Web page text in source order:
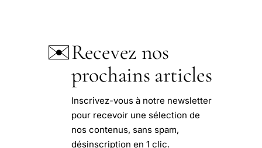
✉️Recevez nos
prochains articles
Inscrivez-vous à notre newsletter
pour recevoir une sélection de
nos contenus, sans spam,
désinscription en 1 clic.